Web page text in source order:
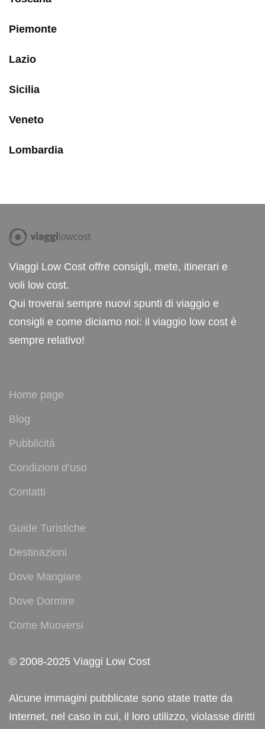
Piemonte
Lazio
Sicilia
Veneto
Lombardia
Viaggi Low Cost offre consigli, mete, itinerari e
voli low cost.
Qui troverai sempre nuovi spunti di viaggio e
consigli e come diciamo noi: il viaggio low cost è
sempre relativo!
Home page
Blog
Pubblicità
Condizioni d’uso
Contatti
Guide Turistiche
Destinazioni
Dove Mangiare
Dove Dormire
Come Muoversi
© 2008-2025 Viaggi Low Cost
Alcune immagini pubblicate sono state tratte da
Internet, nel caso in cui, il loro utilizzo, violasse diritti